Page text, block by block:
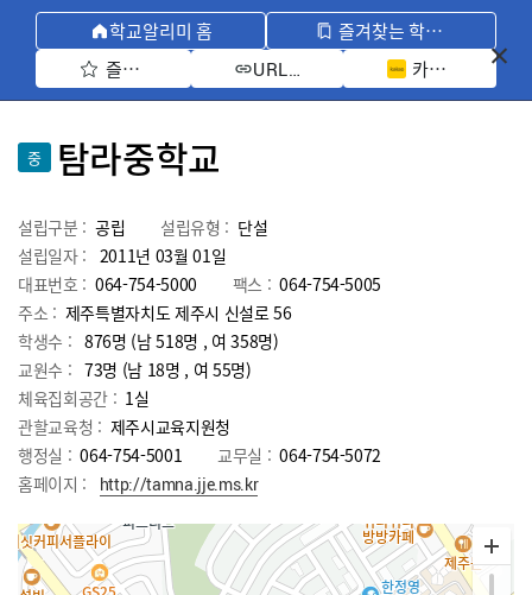
학교알리미 홈
즐겨찾는 학교 모아보기
즐겨찾기 선택
URL 복사 카카오톡 공유
중 탐라중학교
설립구분 : 공립 설립유형 : 단설
설립일자 : 2011년 03월 01일
대표번호 : 064-754-5000 팩스 : 064-754-5005
주소 : 제주특별자치도 제주시 신설로 56
학생수 : 876명 (남 518명 , 여 358명)
교원수 : 73명 (남 18명 , 여 55명)
체육집회공간 : 1실
관할교육청 : 제주시교육지원청
행정실 : 064-754-5001 교무실 : 064-754-5072
홈페이지 :
http://tamna.jje.ms.kr